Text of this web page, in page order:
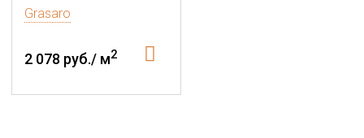
Grasaro
2 078 руб./ м2